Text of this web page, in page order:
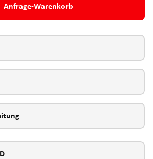
Anfrage-Warenkorb